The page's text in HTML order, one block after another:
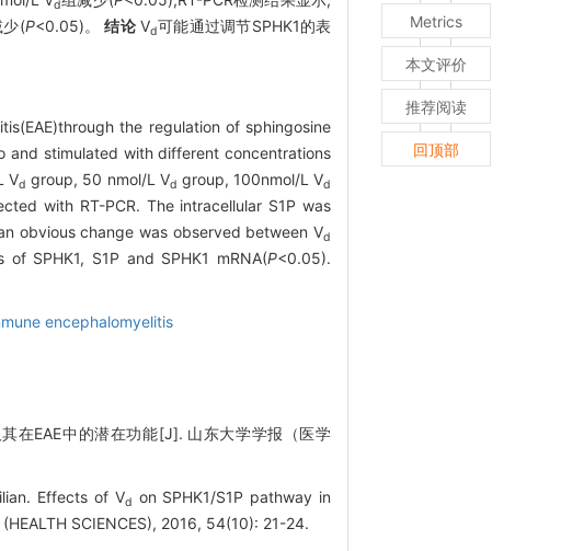
d
少(P<0.05)。结论Vd可能通过调节SPHK1的表
the regulation of sphingosine
and stimulated with different concentrations
Vd group, 50 nmol/L Vd group, 100nmol/L Vd
with RT-PCR. The intracellular S1P was
obvious change was observed between Vd
SPHK1, S1P and SPHK1 mRNA(P<0.05).
encephalomyelitis
在EAE中的潜在功能[J]. 山东大学学报（医学
Effects of Vd on SPHK1/S1P pathway in
SCIENCES), 2016, 54(10): 21-24.
Metrics
本文评价
推荐阅读
回顶部